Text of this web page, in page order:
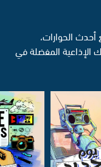
الحوارات،
الإذاعية المفضلة في